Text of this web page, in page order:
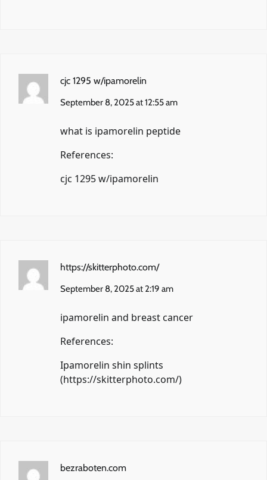
cjc 1295 w/ipamorelin
September 8, 2025 at 12:55 am
what is ipamorelin peptide
References:
cjc 1295 w/ipamorelin
https://skitterphoto.com/
September 8, 2025 at 2:19 am
ipamorelin and breast cancer
References:
Ipamorelin shin splints
(https://skitterphoto.com/)
bezraboten.com